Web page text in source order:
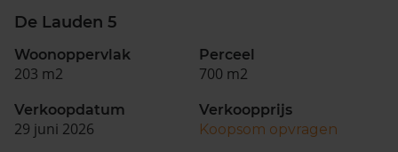
De Lauden 5
Woonoppervlak
203 m2
Perceel
700 m2
Verkoopdatum
29 juni 2026
Verkoopprijs
Koopsom opvragen